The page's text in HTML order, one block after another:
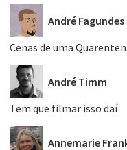
André Fagundes
Cenas de uma
André Timm
Tem que filmar isso daí
Annemarie